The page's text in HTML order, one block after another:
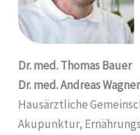
Dr. med. Thomas Bauer
Dr. med. Andreas Wagner
Hausärztliche
Akupunktur,